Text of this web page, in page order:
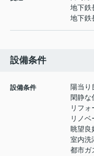
地下鉄
地下鉄
設備条件
設備条件
陽当り
閑静な
リフォ
リノ
眺望良
室内洗
都市ガ